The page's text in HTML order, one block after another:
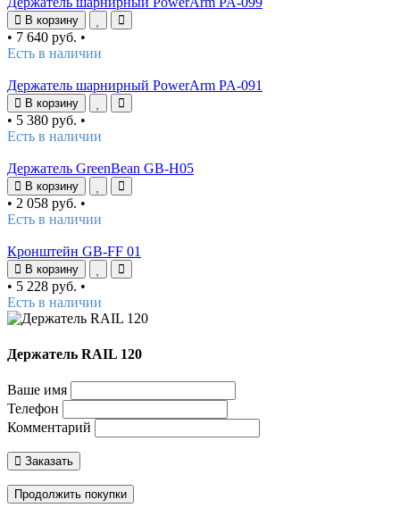
В корзину
• 7 640 руб. •
Есть в наличии
Держатель шарнирный PowerArm PA-091
В корзину
• 5 380 руб. •
Есть в наличии
Держатель GreenBean GB-H05
В корзину
• 2 058 руб. •
Есть в наличии
Кронштейн GB-FF 01
В корзину
• 5 228 руб. •
Есть в наличии
Держатель RAIL 120
Ваше имя
Телефон
Комментарий
Заказать
Продолжить покупки